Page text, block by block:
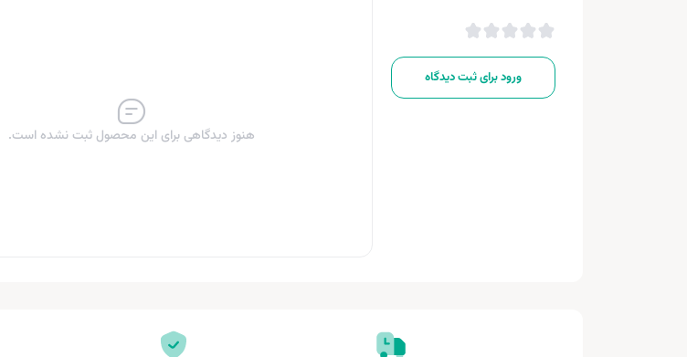
ورود برای ثبت دیدگاه
هنوز دیدگاهی برای این محصول ثبت نشده است.